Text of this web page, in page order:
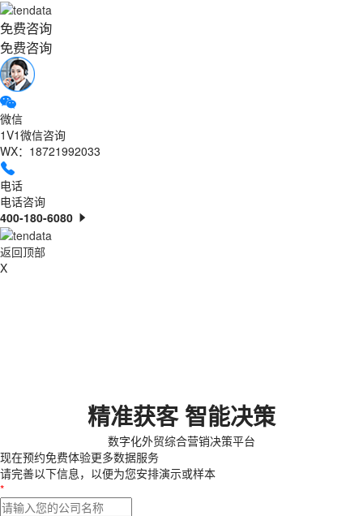
免费咨询
免费咨询
微信
1V1微信咨询
WX：18721992033
电话
电话咨询
400-180-6080
返回顶部
X
精准获客 智能决策
数字化外贸综合营销决策平台
现在预约免费体验更多数据服务
请完善以下信息，以便为您安排演示或样本
*